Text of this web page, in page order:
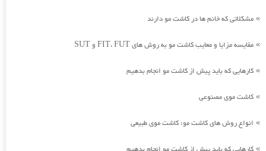
» مشکلاتی که خانم ها در کاشت مو دارند
» مقایسه مزایا و معایب کاشت مو به روش های FIT، FUT و SUT
» کارهایی که باید پیش از کاشت مو انجام بدهیم
» کاشت موی مصنوعی
» انواع روش های کاشت مو: کاشت موی طبیعی
»